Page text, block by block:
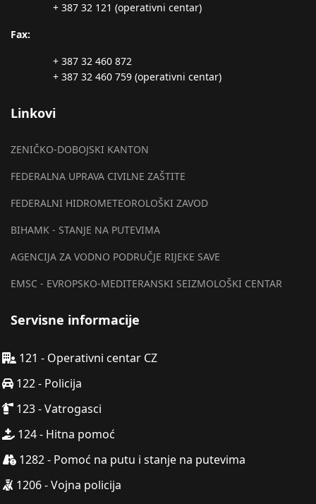
+ 387 32 121 (operativni centar)
Fax:
+ 387 32 460 872
+ 387 32 460 759 (operativni centar)
Linkovi
ZENIČKO-DOBOJSKI KANTON
FEDERALNA UPRAVA CIVILNE ZAŠTITE
FEDERALNI HIDROMETEOROLOŠKI ZAVOD
BIHAMK - STANJE NA PUTEVIMA
AGENCIJA ZA VODNO PODRUČJE RIJEKE SAVE
EMSC - EVROPSKO-MEDITERANSKI SEIZMOLOŠKI CENTAR
Servisne informacije
121 - Operativni centar CZ
122 - Policija
123 - Vatrogasci
124 - Hitna pomoć
1282 - Pomoć na putu i stanje na putevima
1206 - Vojna policija